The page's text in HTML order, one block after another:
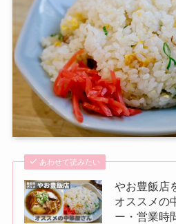
あわせて読みたい
やお豊飯店
オススメの
ー・営業時